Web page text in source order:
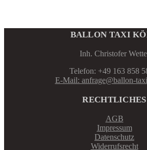
BALLON TAXI
Inh. Christofer
Telefon: +49 163 858
E-Mail: anfrage@ballon-
RECHTLICHES
AGB
Impressum
Datenschutz
Widerrufsrecht